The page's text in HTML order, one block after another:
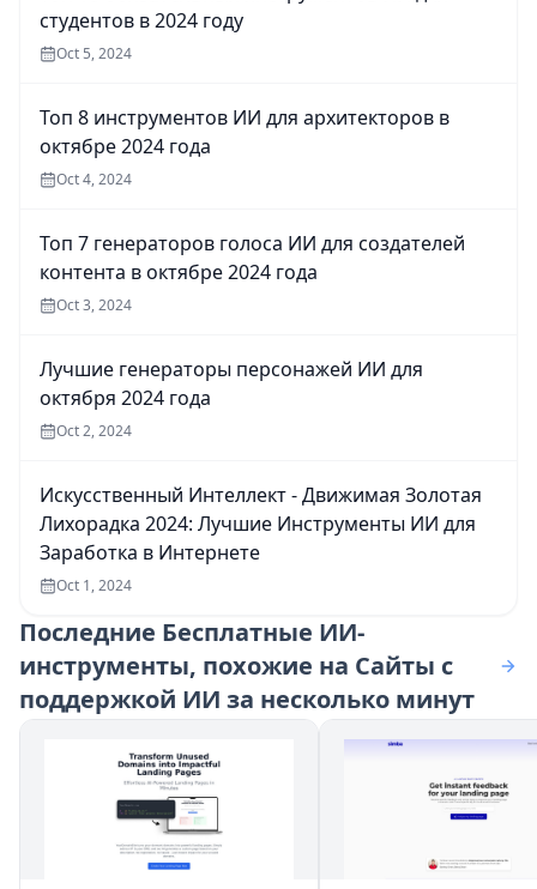
студентов в 2024 году
Oct 5, 2024
Топ 8 инструментов ИИ для архитекторов в
октябре 2024 года
Oct 4, 2024
Топ 7 генераторов голоса ИИ для создателей
контента в октябре 2024 года
Oct 3, 2024
Лучшие генераторы персонажей ИИ для
октября 2024 года
Oct 2, 2024
Искусственный Интеллект - Движимая Золотая
Лихорадка 2024: Лучшие Инструменты ИИ для
Заработка в Интернете
Oct 1, 2024
Последние Бесплатные ИИ-
инструменты, похожие на Сайты с
поддержкой ИИ за несколько минут